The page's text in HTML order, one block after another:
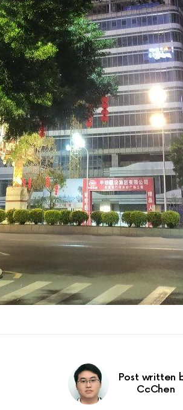
Post written
CcChen